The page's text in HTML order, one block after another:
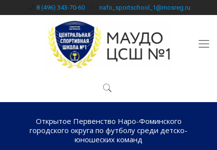
8 (496) 343-70-60 nafo_sportschool_1@mosreg.ru
Открытое Первенство Наро-Фоминского
городского округа по футболу среди детско-
юношеских команд